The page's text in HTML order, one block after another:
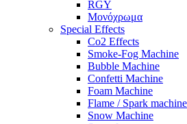
RGY
Μονόχρωμα
Special Effects
Co2 Effects
Smoke-Fog Machine
Bubble Machine
Confetti Machine
Foam Machine
Flame / Spark
Snow Machine